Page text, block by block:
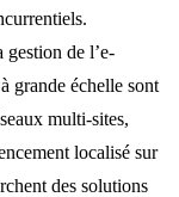
de l’e-
grande échelle sont
multi-sites,
localisé sur
des solutions